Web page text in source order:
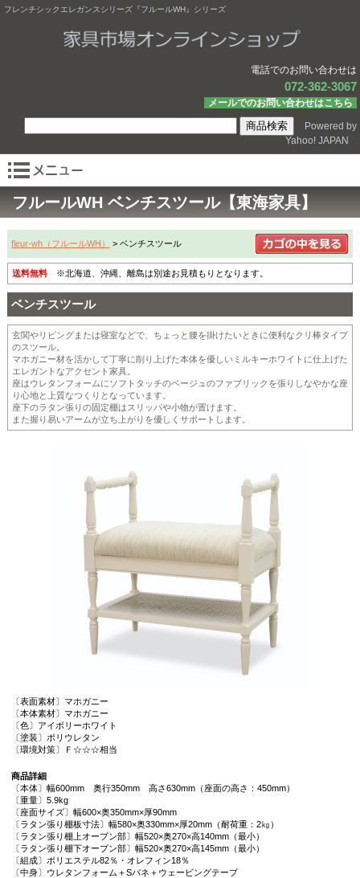
フレンチシックエレガンスシリーズ『フルールWH』シリーズ
電話でのお問い合わせは
072-362-3067
メールでのお問い合わせはこちら
Powered by
Yahoo! JAPAN
フルールWH ベンチスツール【東海家具】
fleur-wh（フルールWH） > ベンチスツール
送料無料※北海道、沖縄、離島は別途お見積もりとなります。
ベンチスツール
玄関やリビングまたは寝室などで、ちょっと腰を掛けたいときに便利なクリ棒タイプ
のスツール。
マホガニー材を活かして丁寧に削り上げた本体を優しいミルキーホワイトに仕上げた
エレガントなアクセント家具。
座はウレタンフォームにソフトタッチのベージュのファブリックを張りしなやかな座
り心地と上質なつくりとなっています。
座下のラタン張りの固定棚はスリッパや小物が置けます。
また握り易いアームが立ち上がりを優しくサポートします。
〔表面素材〕マホガニー
〔本体素材〕マホガニー
〔色〕アイボリーホワイト
〔塗装〕ポリウレタン
〔環境対策〕Ｆ☆☆☆相当
商品詳細
〔本体〕幅600mm 奥行350mm 高さ630mm（座面の高さ：450mm）
〔重量〕5.9kg
〔座面サイズ〕幅600×奥350mm×厚90mm
〔ラタン張り棚板寸法〕幅580×奥330mm×厚20mm（耐荷重：2㎏）
〔ラタン張り棚上オープン部〕幅520×奥270×高140mm（最小）
〔ラタン張り棚下オープン部〕幅520×奥270×高145mm（最小）
〔組成〕ポリエステル82％・オレフィン18％
〔中身〕ウレタンフォーム＋Sバネ＋ウェービングテープ